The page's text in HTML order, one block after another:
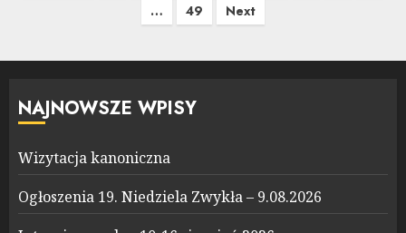
…
49 Next
NAJNOWSZE WPISY
Wizytacja kanoniczna
Ogłoszenia 19. Niedziela Zwykła – 9.08.2026